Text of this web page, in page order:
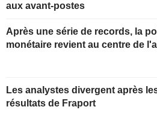
aux avant-postes
Après une série de records, la
monétaire revient au centre de
Les analystes divergent après
résultats de Fraport